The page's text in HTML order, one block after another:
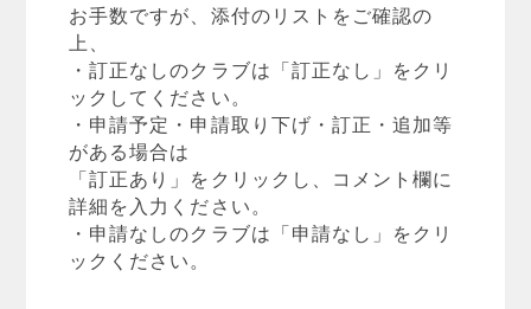
お手数ですが、添付のリストをご確認の
上、
・訂正なしのクラブは「訂正なし」をクリ
ックしてください。
・申請予定・申請取り下げ・訂正・追加等
がある場合は
「訂正あり」をクリックし、コメント欄に
詳細を入力ください。
・申請なしのクラブは「申請なし」をクリ
ックください。